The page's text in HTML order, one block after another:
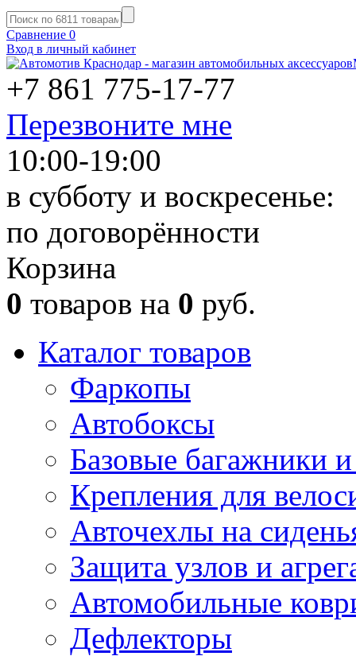
Сравнение 0
Вход в личный кабинет
+7 861 775-17-77
Перезвоните мне
10:00-19:00
в субботу и воскресенье:
по договорённости
Корзина
0 товаров на 0 руб.
Каталог товаров
Фаркопы
Автобоксы
Базовые багажники
Крепления для
Авточехлы на
Защита узлов и
Автомобильные
Дефлекторы